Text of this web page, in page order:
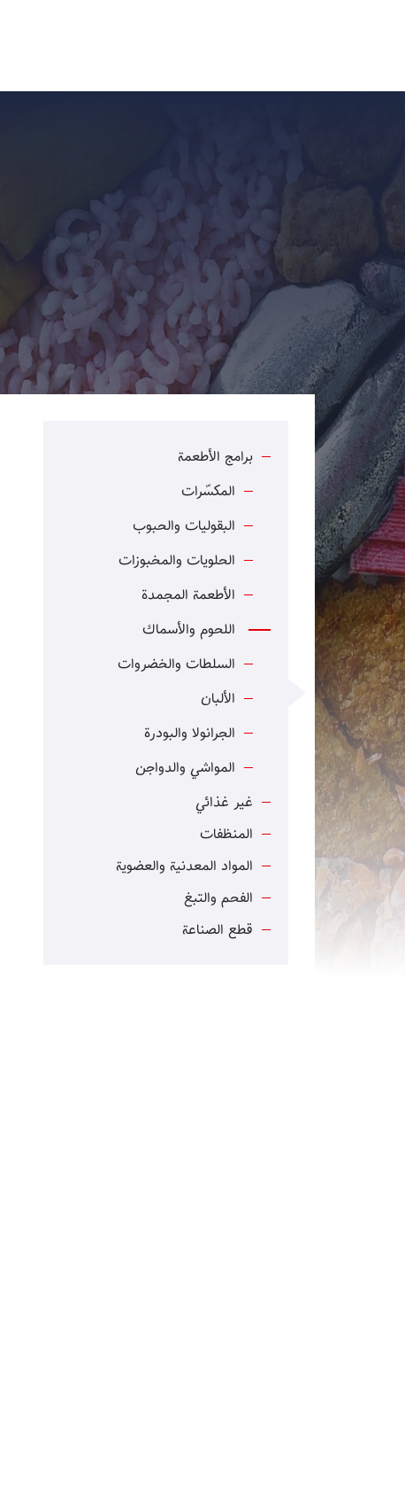
برامج الأطعمة
المكسّرات
البقوليات والحبوب
الحلويات والمخبوزات
الأطعمة المجمدة
اللحوم والأسماك
السلطات والخضروات
الألبان
الجرانولا والبودرة
المواشي والدواجن
غير غذائي
المنظفات
المواد المعدنية والعضوية
الفحم والتبغ
قطع الصناعة